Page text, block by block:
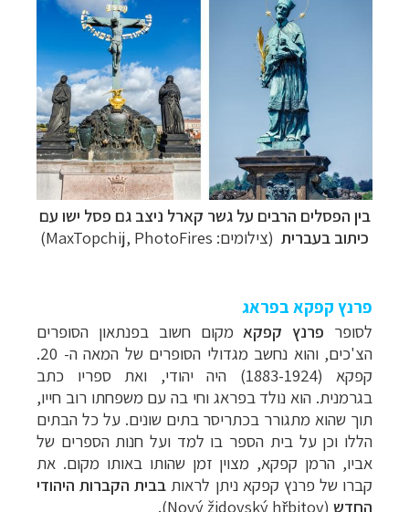
בין הפסלים הרבים על גשר קארל ניצב גם פסל ישו עם
כיתוב בעברית (צילומים: MaxTopchij, PhotoFires
)
פרנץ קפקא בפראג
לסופר פרנץ קפקאמקום חשוב בפנתאון הסופרים
הצ'כים, והוא נחשב מגדולי הסופרים של המאה ה- 20.
קפקא (1883-1924) היה יהודי, ואת ספריו כתב
בגרמנית. הוא נולד בפראג וחי בה עם משפחתו רוב חייו,
תוך שהוא מתגורר בכתריסר בתים שונים. על כל הבתים
הללו וכן על בית הספר בו למד ועל חנות הספרים של
אביו, הרמן קפקא, מצוין זמן שהותו באותו מקום. את
קברו של פרנץ קפקא ניתן לראות בבית הקברות היהודי
החדש (Nový židovský hřbitov).